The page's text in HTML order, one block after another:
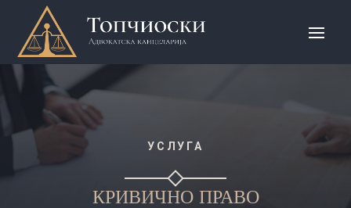
УСЛУГА
КРИВИЧНО ПРАВО